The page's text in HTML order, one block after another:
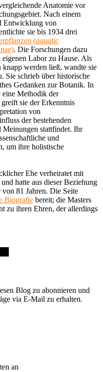
Anatomie vor
Nach einem
Entwicklung von
sie bis 1934 drei
(aquatic
. Die Forschungen dazu
Labor zu Hause. Als
knapp werden ließ, wandte sie
Sie schrieb über historische
Gedanken zur Botanik. In
eine Methodik der
sie der Erkenntnis
von
der bestehenden
Meinungen stattfindet. Ihr
und
um ihre holistische
Ehe verheiratet mit
hatte aus dieser Beziehung
81 Jahren. Die Seite
Biografie bereit; die Masters
zu ihren Ehren, der allerdings
Blog zu abonnieren und
via E-Mail zu erhalten.
an